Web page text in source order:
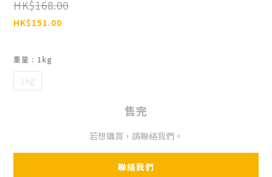
HK$168.00
HK$151.00
重量 : 1kg
1kg
售完
若想購買，請聯絡我們。
聯絡我們